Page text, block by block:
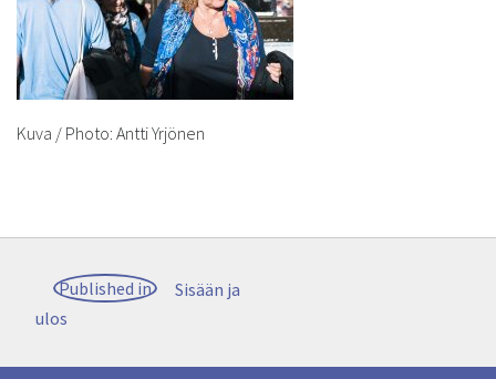
Kuva / Photo: Antti Yrjönen
Post
navigation
Published in
Sisään ja
ulos